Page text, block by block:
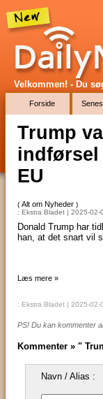
Velkommen! - Du
Forside
Trump
indførsel
EU
( Alt om Nyheder )
: Ekstra Bladet | 2025-02-
Donald Trump har
han, at det snart vil
Læs mere »
: Ekstra Bladet | 2025-02-
PS! Du kan kommenter
Kommenter » "
Navn / Alias :